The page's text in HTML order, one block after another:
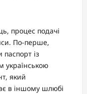
процес подачі
По-перше,
із
українською
який
в іншому шлюбі